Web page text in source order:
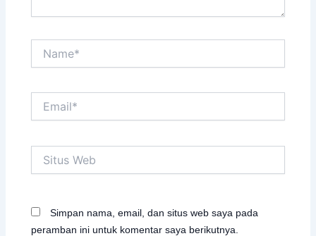
Web
Simpan nama, email, dan situs web saya pada
peramban ini untuk komentar saya berikutnya.